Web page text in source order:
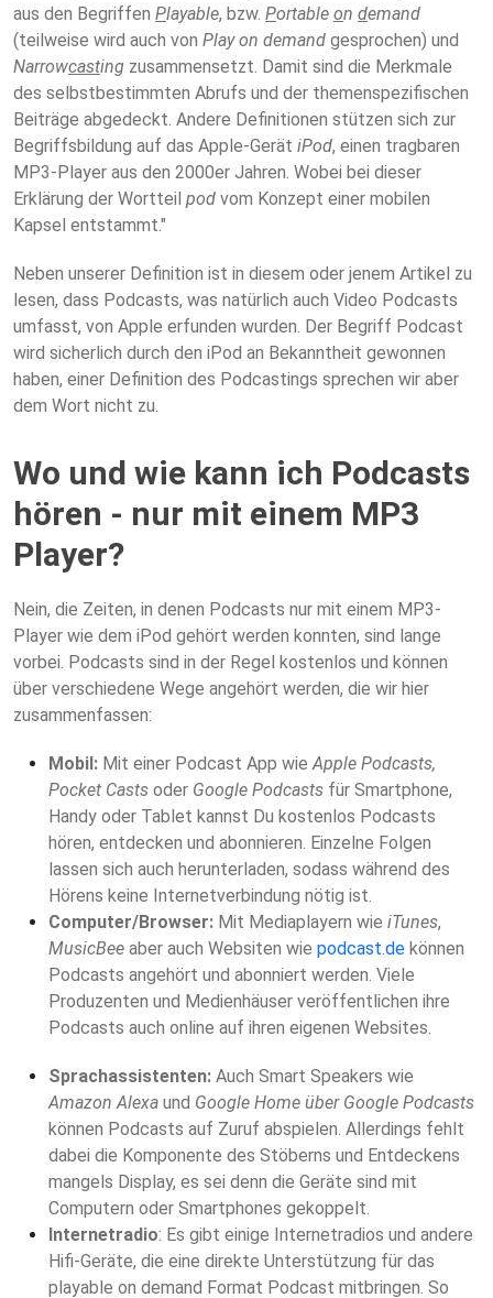
aus den Begriffen Playable, bzw. Portable on demand
(teilweise wird auch von Play on demand gesprochen) und
Narrowcasting zusammensetzt. Damit sind die Merkmale
des selbstbestimmten Abrufs und der themenspezifischen
Beiträge abgedeckt. Andere Definitionen stützen sich zur
Begriffsbildung auf das Apple-Gerät iPod, einen tragbaren
MP3-Player aus den 2000er Jahren. Wobei bei dieser
Erklärung der Wortteil pod vom Konzept einer mobilen
Kapsel entstammt."
Neben unserer Definition ist in diesem oder jenem Artikel zu
lesen, dass Podcasts, was natürlich auch Video Podcasts
umfasst, von Apple erfunden wurden. Der Begriff Podcast
wird sicherlich durch den iPod an Bekanntheit gewonnen
haben, einer Definition des Podcastings sprechen wir aber
dem Wort nicht zu.
Wo und wie kann ich Podcasts
hören - nur mit einem MP3
Player?
Nein, die Zeiten, in denen Podcasts nur mit einem MP3-
Player wie dem iPod gehört werden konnten, sind lange
vorbei. Podcasts sind in der Regel kostenlos und können
über verschiedene Wege angehört werden, die wir hier
zusammenfassen:
Mobil: Mit einer Podcast App wieApple Podcasts,
Pocket Casts oder Google Podcasts für Smartphone,
Handy oder Tablet kannst Du kostenlos Podcasts
hören, entdecken und abonnieren. Einzelne Folgen
lassen sich auch herunterladen, sodass während des
Hörens keine Internetverbindung nötig ist.
Computer/Browser: Mit Mediaplayern wie iTunes,
MusicBee aber auch Websiten wie podcast.de können
Podcasts angehört und abonniert werden. Viele
Produzenten und Medienhäuser veröffentlichen ihre
Podcasts auch online auf ihren eigenen Websites.
Sprachassistenten: Auch Smart Speakers wie
Amazon Alexa und Google Home über Google Podcasts
können Podcasts auf Zuruf abspielen. Allerdings fehlt
dabei die Komponente des Stöberns und Entdeckens
mangels Display, es sei denn die Geräte sind mit
Computern oder Smartphones gekoppelt.
Internetradio: Es gibt einige Internetradios und andere
Hifi-Geräte, die eine direkte Unterstützung für das
playable on demand Format Podcast mitbringen. So